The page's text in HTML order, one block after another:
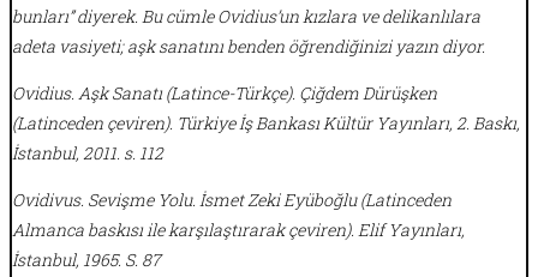
bunları” diyerek. Bu cümle Ovidius’un kızlara ve delikanlılara
adeta vasiyeti; aşk sanatını benden öğrendiğinizi yazın diyor.
Ovidius. Aşk Sanatı (Latince-Türkçe). Çiğdem Dürüşken
(Latinceden çeviren). Türkiye İş Bankası Kültür Yayınları, 2. Baskı,
İstanbul, 2011. s. 112
Ovidivus. Sevişme Yolu. İsmet Zeki Eyüboğlu (Latinceden
Almanca baskısı ile karşılaştırarak çeviren). Elif Yayınları,
İstanbul, 1965. S. 87